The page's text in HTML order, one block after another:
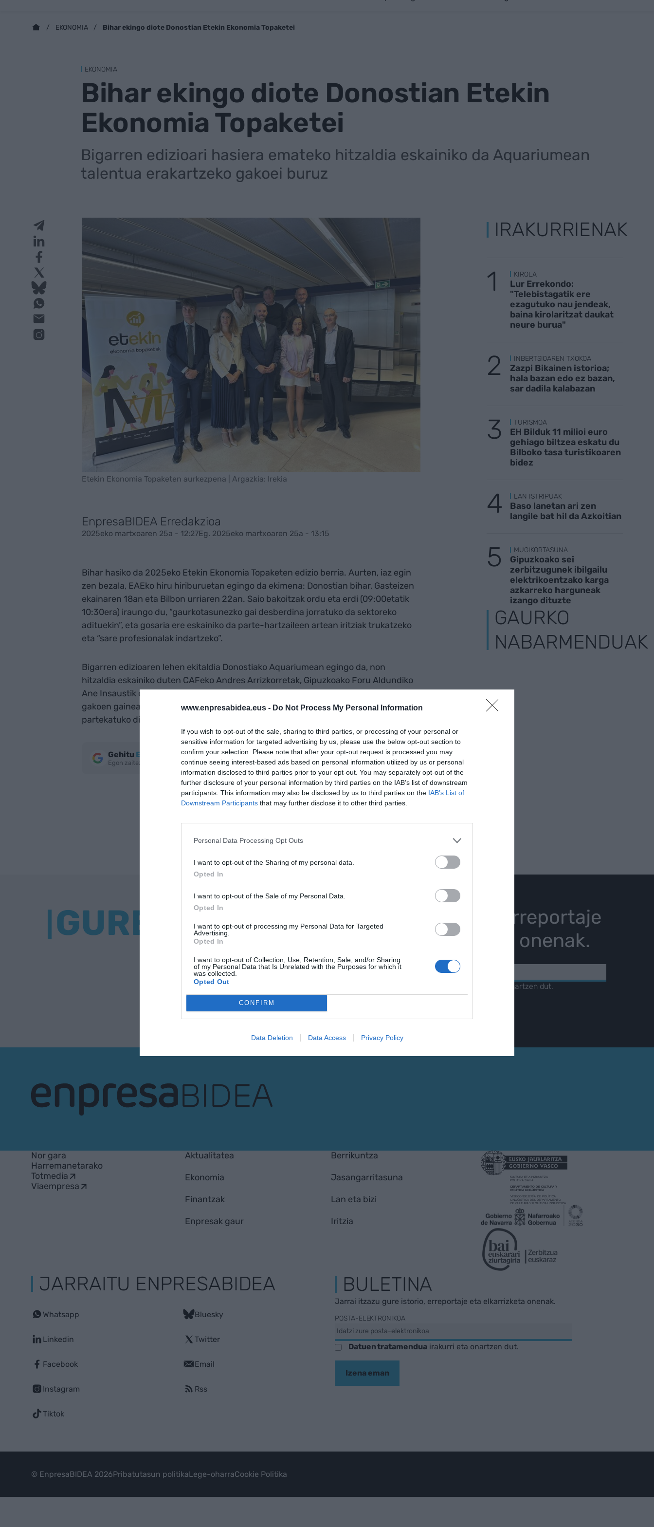
www.enpresabidea.eus - Do Not Process My Personal Information
If you wish to opt-out of the sale, sharing to third parties, or processing of your personal or
sensitive information for targeted advertising by us, please use the below opt-out section to
confirm your selection. Please note that after your opt-out request is processed you may
continue seeing interest-based ads based on personal information utilized by us or personal
information disclosed to third parties prior to your opt-out. You may separately opt-out of the
further disclosure of your personal information by third parties on the IAB’s list of downstream
participants. This information may also be disclosed by us to third parties on the IAB’s List of
Downstream Participants that may further disclose it to other third parties.
Personal Data Processing Opt Outs
I want to opt-out of the Sharing of my personal data.
Opted In
I want to opt-out of the Sale of my Personal Data.
Opted In
I want to opt-out of processing my Personal Data for Targeted
Advertising.
Opted In
I want to opt-out of Collection, Use, Retention, Sale, and/or Sharing
of my Personal Data that Is Unrelated with the Purposes for which it
was collected.
Opted Out
CONFIRM
Data Deletion Data Access Privacy Policy
EKONOMIA Bihar ekingo diote Donostian Etekin Ekonomia Topaketei
EKONOMIA
Bihar ekingo diote Donostian Etekin
Ekonomia Topaketei
Bigarren edizioari hasiera emateko hitzaldia eskainiko da Aquariumean
talentua erakartzeko gakoei buruz
Etekin Ekonomia Topaketen aurkezpena | Argazkia: Irekia
EnpresaBIDEA Erredakzioa
2025eko martxoaren 25a - 12:27Eg. 2025eko martxoaren 25a - 13:15
Bihar hasiko da 2025eko Etekin Ekonomia Topaketen edizio berria. Aurten, iaz egin
zen bezala, EAEko hiru hiriburuetan egingo da ekimena: Donostian bihar, Gasteizen
ekainaren 18an eta Bilbon urriaren 22an. Saio bakoitzak ordu eta erdi (09:00etatik
10:30era) iraungo du, “gaurkotasunezko gai desberdina jorratuko da sektoreko
adituekin”, eta gosaria ere eskainiko da parte-hartzaileen artean iritziak trukatzeko
eta “sare profesionalak indartzeko”.
Bigarren edizioaren lehen ekitaldia Donostiako Aquariumean egingo da, non
hitzaldia eskainiko duten CAFeko Andres Arrizkorretak, Gipuzkoako Foru Aldundiko
Ane Insaustik eta Mondragon Unibertsitateko Lander Belokik. Talentua erakartzeko
gakoen gainean mintzatuko da hirukotea, eta haien esperientzia pertsonalak
partekatuko dituzte. Oraindik ere irekita dago izena emateko epea.
Gehitu EnpresaBIDEAGoogle-ren iturri hobetsi gisa doan
Egon zaitez azken berriekin informatuta
AKTIBATU ORAIN
IRAKURRIENAK
KIROLA
Lur Errekondo:
"Telebistagatik ere
ezagutuko nau jendeak,
baina kirolaritzat daukat
neure burua"
INBERTSIOAREN TXOKOA
Zazpi Bikainen istorioa;
hala bazan edo ez bazan,
sar dadila kalabazan
TURISMOA
EH Bilduk 11 milioi euro
gehiago biltzea eskatu du
Bilboko tasa turistikoaren
bidez
LAN ISTRIPUAK
Baso lanetan ari zen
langile bat hil da Azkoitian
MUGIKORTASUNA
Gipuzkoako sei
zerbitzugunek ibilgailu
elektrikoentzako karga
azkarreko harguneak
izango dituzte
GAURKO
NABARMENDUAK
GURE BULETINA
Gure historia, erreportaje
eta elkarrizketa onenak.
POSTA-ELEKTRONIKOA
irakurri eta onartzen dut.
Nor gara
Harremanetarako
Totmedia
Viaempresa
Aktualitatea
Ekonomia
Finantzak
Enpresak gaur
Berrikuntza
Jasangarritasuna
Lan eta bizi
Iritzia
JARRAITU ENPRESABIDEA
Whatsapp
Linkedin
Facebook
Instagram
Tiktok
Bluesky
Twitter
Email
Rss
BULETINA
Jarrai itzazu gure istorio, erreportaje eta elkarrizketa onenak.
POSTA-ELEKTRONIKOA
Datuen tratamenduairakurri eta onartzen dut.
Izena eman
© EnpresaBIDEA 2026Pribatutasun politikaLege-oharraCookie Politika